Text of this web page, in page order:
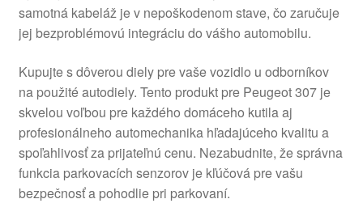
samotná kabeláž je v nepoškodenom stave, čo zaručuje
jej bezproblémovú integráciu do vášho automobilu.
Kupujte s dôverou diely pre vaše vozidlo u odborníkov
na použité autodiely. Tento produkt pre Peugeot 307 je
skvelou voľbou pre každého domáceho kutila aj
profesionálneho automechanika hľadajúceho kvalitu a
spoľahlivosť za prijateľnú cenu. Nezabudnite, že správna
funkcia parkovacích senzorov je kľúčová pre vašu
bezpečnosť a pohodlie pri parkovaní.